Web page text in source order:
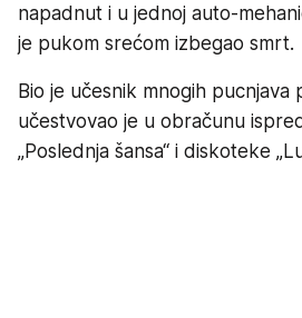
napadnut i u jednoj auto-
je pukom srećom izbegao smrt.
Bio je učesnik mnogih pucnjava
učestvovao je u obračunu
„Poslednja šansa“ i diskoteke